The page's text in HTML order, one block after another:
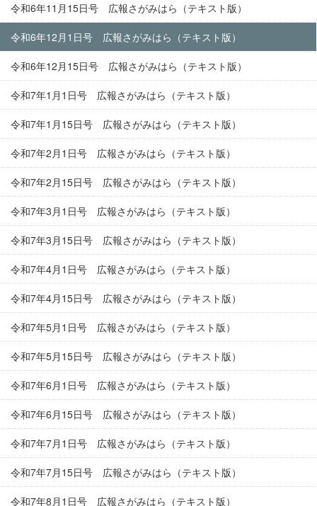
令和6年11月15日号 広報さがみはら（テキスト版）
令和6年12月1日号 広報さがみはら（テキスト版）
令和6年12月15日号 広報さがみはら（テキスト版）
令和7年1月1日号 広報さがみはら（テキスト版）
令和7年1月15日号 広報さがみはら（テキスト版）
令和7年2月1日号 広報さがみはら（テキスト版）
令和7年2月15日号 広報さがみはら（テキスト版）
令和7年3月1日号 広報さがみはら（テキスト版）
令和7年3月15日号 広報さがみはら（テキスト版）
令和7年4月1日号 広報さがみはら（テキスト版）
令和7年4月15日号 広報さがみはら（テキスト版）
令和7年5月1日号 広報さがみはら（テキスト版）
令和7年5月15日号 広報さがみはら（テキスト版）
令和7年6月1日号 広報さがみはら（テキスト版）
令和7年6月15日号 広報さがみはら（テキスト版）
令和7年7月1日号 広報さがみはら（テキスト版）
令和7年7月15日号 広報さがみはら（テキスト版）
令和7年8月1日号 広報さがみはら（テキスト版）